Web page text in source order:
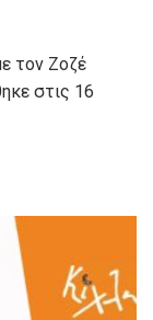
τον Ζοζέ
στις 16